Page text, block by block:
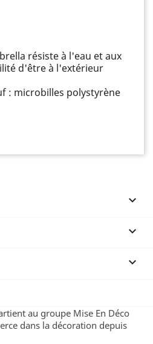
résiste à l'eau et aux
d'être à l'extérieur
: microbilles polystyrène



au groupe Mise En Déco
dans la décoration depuis